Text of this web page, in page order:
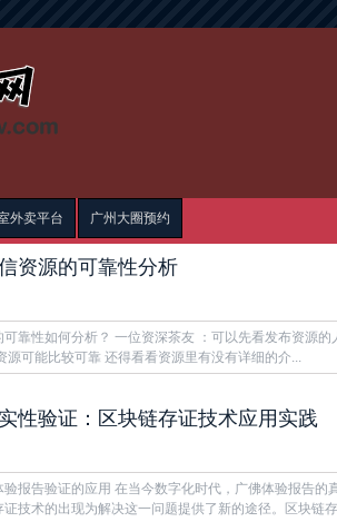
外卖平台 广州大圈预约
资源的可靠性分析
靠性如何分析？ 一位资深茶友 ：可以先看发布资源的
源可能比较可靠 还得看看资源里有没有详细的介...
性验证：区块链存证技术应用实践
报告验证的应用 在当今数字化时代，广佛体验报告的
技术的出现为解决这一问题提供了新的途径。区块链